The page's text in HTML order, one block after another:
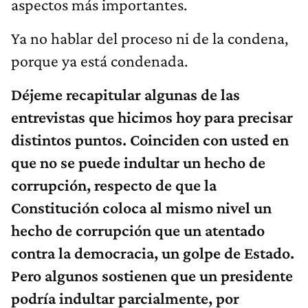
aspectos más importantes.
Ya no hablar del proceso ni de la condena,
porque ya está condenada.
Déjeme recapitular algunas de las
entrevistas que hicimos hoy para precisar
distintos puntos. Coinciden con usted en
que no se puede indultar un hecho de
corrupción, respecto de que la
Constitución coloca al mismo nivel un
hecho de corrupción que un atentado
contra la democracia, un golpe de Estado.
Pero algunos sostienen que un presidente
podría indultar parcialmente, por